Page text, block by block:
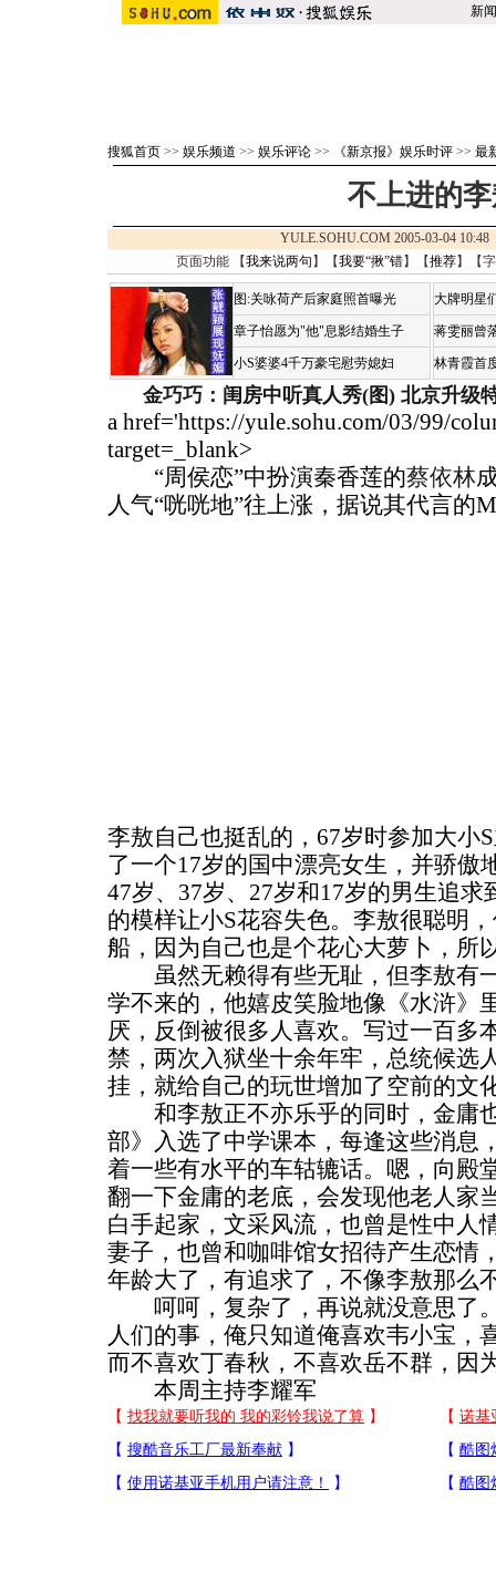
新闻
搜狐首页 >> 娱乐频道 >> 娱乐评论 >> 《新京报》娱乐时评 >> 最
不上进的
YULE.SOHU.COM 2005-03-04
页面功能 【我来说两句 】【我要“揪”错】【推荐】【
图:关咏荷产后家庭照首曝光
章子怡愿为"他"息影结婚生子
小S婆婆4千万豪宅慰劳媳妇
大牌明星
蒋雯丽曾
林青霞首
金巧巧：闺房中听真人秀(图) 北京升级
a href='https://yule.sohu.com/03/99/
target=_blank>
“周侯恋”中扮演秦香莲的蔡依林
人气“咣咣地”往上涨，据说其代言的
李敖自己也挺乱的，67岁时参加大小
了一个17岁的国中漂亮女生，并骄傲
47岁、37岁、27岁和17岁的男生追
的模样让小S花容失色。李敖很聪明
船，因为自己也是个花心大萝卜，所
虽然无赖得有些无耻，但李敖有
学不来的，他嬉皮笑脸地像《水浒》
厌，反倒被很多人喜欢。写过一百多
禁，两次入狱坐十余年牢，总统候选
挂，就给自己的玩世增加了空前的文
和李敖正不亦乐乎的同时，金庸
部》入选了中学课本，每逢这些消息
着一些有水平的车轱辘话。嗯，向殿
翻一下金庸的老底，会发现他老人家
白手起家，文采风流，也曾是性中人
妻子，也曾和咖啡馆女招待产生恋情
年龄大了，有追求了，不像李敖那么
呵呵，复杂了，再说就没意思了
人们的事，俺只知道俺喜欢韦小宝，
而不喜欢丁春秋，不喜欢岳不群，因
本周主持李耀军